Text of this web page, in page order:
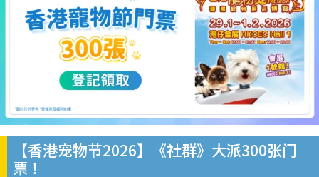
【香港宠物节2026】《社群》大派300张门
票！